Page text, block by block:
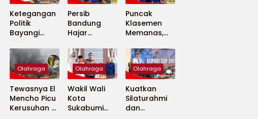
Ketegangan
Politik
Bayangi
Piala Dunia
2026
Persib
Bandung
Hajar
United 5-0,
Perkuat
Puncak
Klasemen BRI
Super
League
Puncak
Klasemen
Memanas,
Persija Saling
Tekan
Olahraga
Tewasnya El
Mencho Picu
Kerusuhan di
Olahraga
Wakil Wali
Kota
Sukabumi
Olahraga
Kuatkan
Silaturahmi
dan